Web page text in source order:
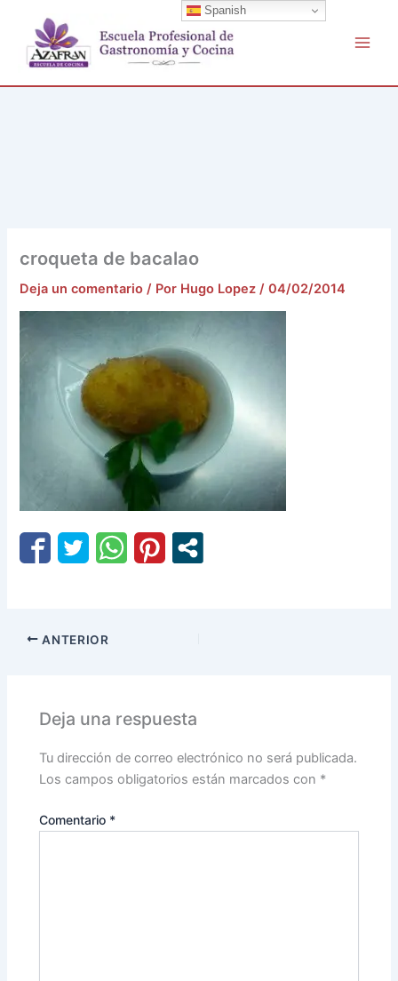
contenido
croqueta de bacalao
Deja un comentario / Por Hugo Lopez/04/02/2014
ANTERIOR
Deja una respuesta
Tu dirección de correo electrónico no será publicada.
Los campos obligatorios están marcados con *
Comentario *
Spanish